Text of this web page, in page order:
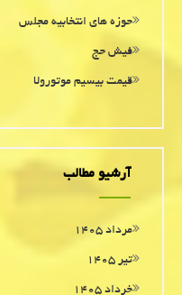
حوزه های انتخابیه مجلس
فیش حج
قیمت بیسیم موتورولا
آرشیو مطالب
مرداد ۱۴۰۵
تیر ۱۴۰۵
خرداد ۱۴۰۵